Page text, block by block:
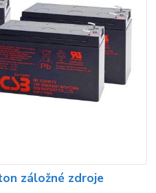
záložné zdroje